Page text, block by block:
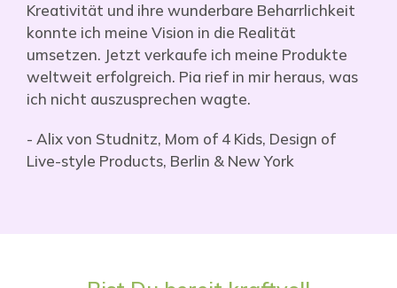
Kreativität und ihre wunderbare Beharrlichkeit
konnte ich meine Vision in die Realität
umsetzen. Jetzt verkaufe ich meine Produkte
weltweit erfolgreich. Pia rief in mir heraus, was
ich nicht auszusprechen wagte.
- Alix von Studnitz, Mom of 4 Kids, Design of
Live-style Products, Berlin & New York